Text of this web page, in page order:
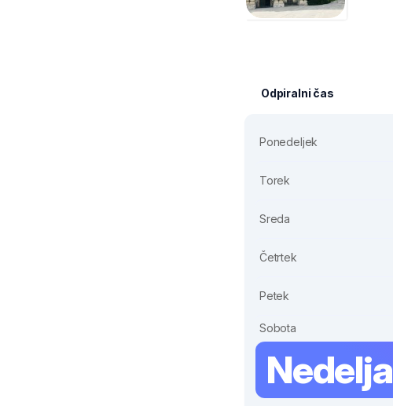
Odpiralni čas
Ponedeljek
Torek
Sreda
Četrtek
Petek
Sobota
Nedelja